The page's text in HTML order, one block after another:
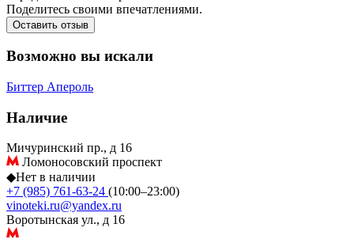
Поделитесь своими впечатлениями.
Оставить отзыв
Возможно вы искали
Биттер Апероль
Наличие
Мичуринский пр., д 16
Ломоносовский проспект
◆Нет в наличии
+7 (985) 761-63-24 (10:00–23:00)
vinoteki.ru@yandex.ru
Воротынская ул., д 16